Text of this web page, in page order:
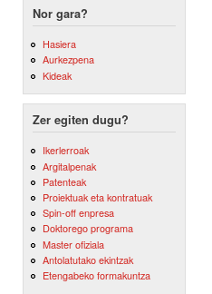
Nor gara?
Hasiera
Aurkezpena
Kideak
Zer egiten dugu?
Ikerlerroak
Argitalpenak
Patenteak
Proiektuak eta kontratuak
Spin-off enpresa
Doktorego programa
Master ofiziala
Antolatutako ekintzak
Etengabeko formakuntza